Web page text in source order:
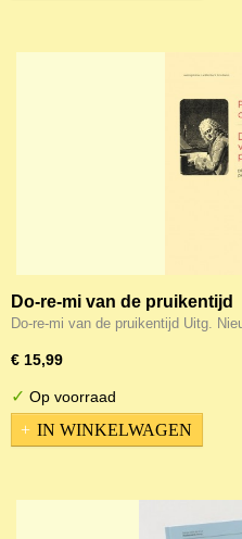
Do-re-mi van de pruikentijd
Do-re-mi van de pruikentijd Uitg.
€ 15,99
✓ Op voorraad
IN WINKELWAGEN